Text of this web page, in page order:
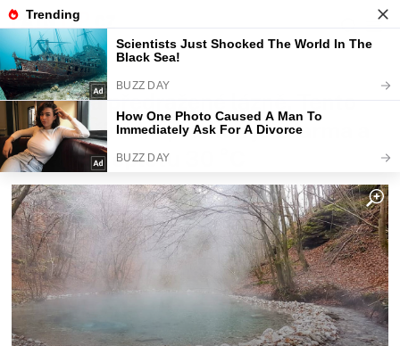
Fajntip.cz Magazín
Kašlu na předražené lázně. Tento
léčivý přírodní pramen je zdarma a
voda má teplotu 30 °C